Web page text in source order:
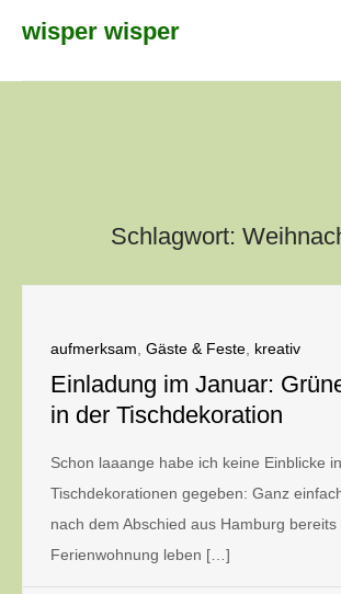
wisper wisper
Schlagwort:
aufmerksam Gäste & Feste kreativ
Einladung im Januar:
in der Tischdekoration
Schon laaange habe ich keine Einblicke
Tischdekorationen gegeben: Ganz
nach dem Abschied aus Hamburg
Ferienwohnung leben […]